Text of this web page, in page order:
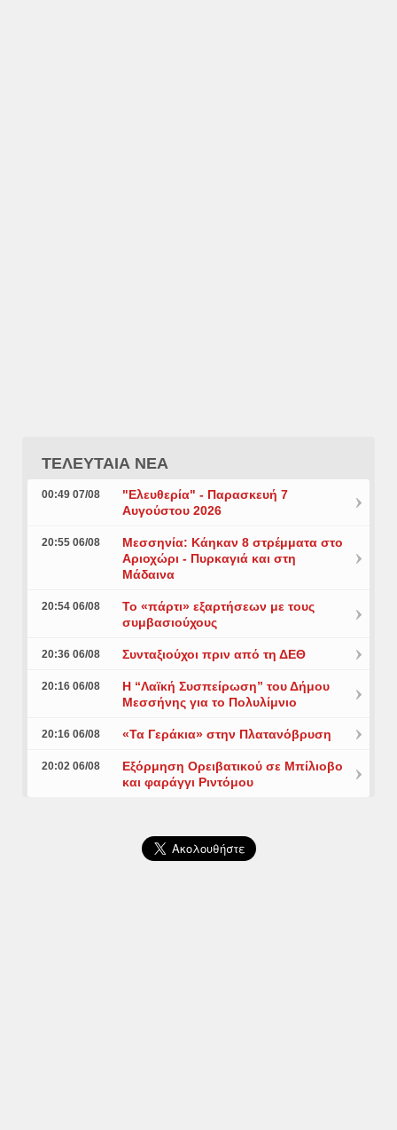
ΤΕΛΕΥΤΑΙΑ ΝΕΑ
00:49 07/08
"Ελευθερία" - Παρασκευή 7
Αυγούστου 2026
20:55 06/08
Μεσσηνία: Κάηκαν 8 στρέμματα στο
Αριοχώρι - Πυρκαγιά και στη
Μάδαινα
20:54 06/08
Το «πάρτι» εξαρτήσεων με τους
συμβασιούχους
20:36 06/08 Συνταξιούχοι πριν από τη ΔΕΘ
20:16 06/08
Η “Λαϊκή Συσπείρωση” του Δήμου
Μεσσήνης για το Πολυλίμνιο
20:16 06/08 «Τα Γεράκια» στην Πλατανόβρυση
20:02 06/08
Εξόρμηση Ορειβατικού σε Μπίλιοβο
και φαράγγι Ριντόμου